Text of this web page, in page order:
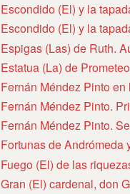
Escondido (El) y la
Escondido (El) y la
Espigas (Las) de Ruth.
Estatua (La) de Prometeo
Fernán Méndez Pinto
Fernán Méndez Pinto.
Fernán Méndez Pinto.
Fortunas de Andrómeda
Fuego (El) de las
Gran (El) cardenal, don